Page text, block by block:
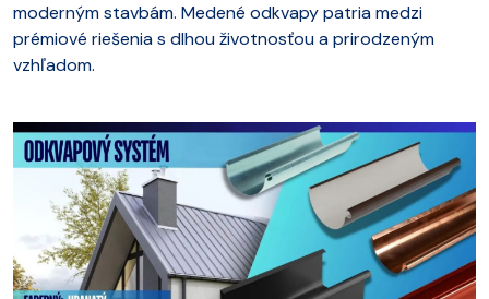
moderným stavbám. Medené odkvapy patria medzi
prémiové riešenia s dlhou životnosťou a prirodzeným
vzhľadom.